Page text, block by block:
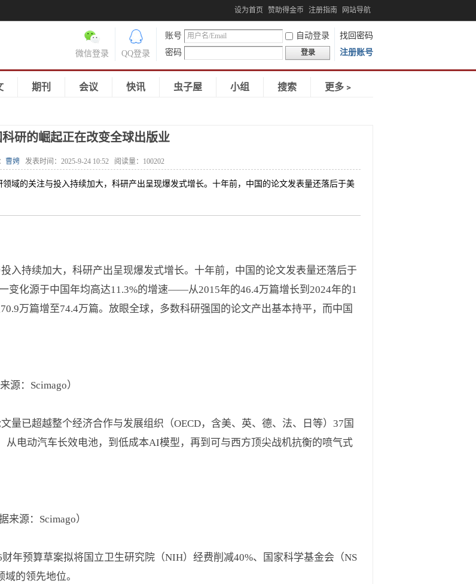
设为首页 赞助得金币 注册指南 网站导航
账号 自动登录
找回密码
密码
登录 注册账号
QQ登录
微信登录
期刊 会议 快讯 虫子屋 小组 搜索 更多﹥
科研的崛起正在改变全球出版业
曹娉 发表时间： 2025-9-24 10:52 阅读量： 100202
域的关注与投入持续加大，科研产出呈现爆发式增长。十年前，中国的论文发表量还落后于美
入持续加大，科研产出呈现爆发式增长。十年前，中国的论文发表量还落后于
变化源于中国年均高达11.3%的增速——从2015年的46.4万篇增长到2024年的1
万篇增至74.4万篇。放眼全球，多数科研强国的论文产出基本持平，而中国
源：Scimago）
量已超越整个经济合作与发展组织（OECD，含美、英、德、法、日等）37国
从电动汽车长效电池，到低成本AI模型，再到可与西方顶尖战机抗衡的喷气式
来源：Scimago）
预算草案拟将国立卫生研究院（NIH）经费削减40%、国家科学基金会（NS
的领先地位。